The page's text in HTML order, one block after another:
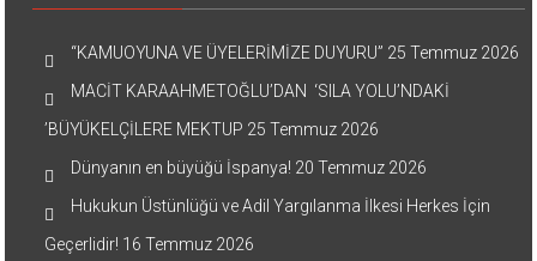
“KAMUOYUNA VE ÜYELERİMİZE DUYURU” 25 Temmuz 2026
MACİT KARAAHMETOĞLU’DAN ‘SILA YOLU’NDAKİ
’BÜYÜKELÇİLERE MEKTUP 25 Temmuz 2026
Dünyanın en büyüğü İspanya! 20 Temmuz 2026
Hukukun Üstünlüğü ve Adil Yargılanma İlkesi Herkes İçin
Geçerlidir! 16 Temmuz 2026